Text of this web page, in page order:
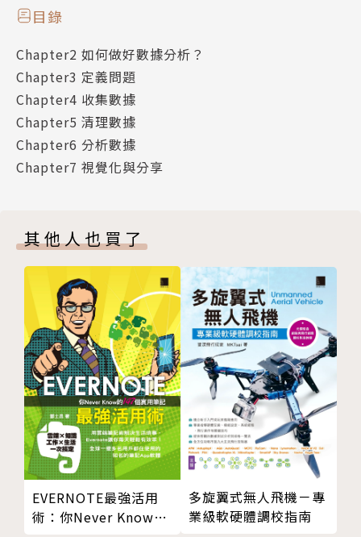
商業實現的基礎是數據，數據應用的基礎是動機，動機
數據的基礎是GA4。釐清動機就能規劃出適合的行銷銷
售策略，並能創造氛圍讓服務更精準。這本書，將會協
助企業達到這樣的目標。
──TeSA台灣電商顧問(股)董事長｜陳顯立
能順風而行、找到您的流量密碼。
我建議將這本書放在桌邊，作為一本隨時可翻閱的參考
工具。相比於Google搜索或問問ChatGPT，這絕對是
學習和解決問題的更佳方式。
──Cool3c網站主筆｜吳顯二
無論你是行銷專業人士、數據分析師還是剛踏入這個領
域的新手，這本書都能夠滿足你的需求。
──MMdc關鍵數位行銷CDO(行銷數據長)｜吳天元
這本書可以幫助我們更快地熟悉新的分析工具，無論是
目錄
Chapter2 如何做好數據分析？
Chapter3 定義問題
Chapter4 收集數據
Chapter5 清理數據
Chapter6 分析數據
Chapter7 視覺化與分享
其他人也買了
EVERNOTE最強活用
術：你Never Know的
多旋翼式無人飛機－專
業級軟硬體調校指南